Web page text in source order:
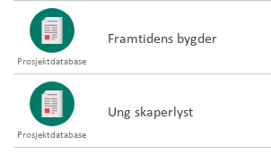
Prosjektdatabase
Framtidens bygder
Prosjektdatabase
Ung skaperlyst